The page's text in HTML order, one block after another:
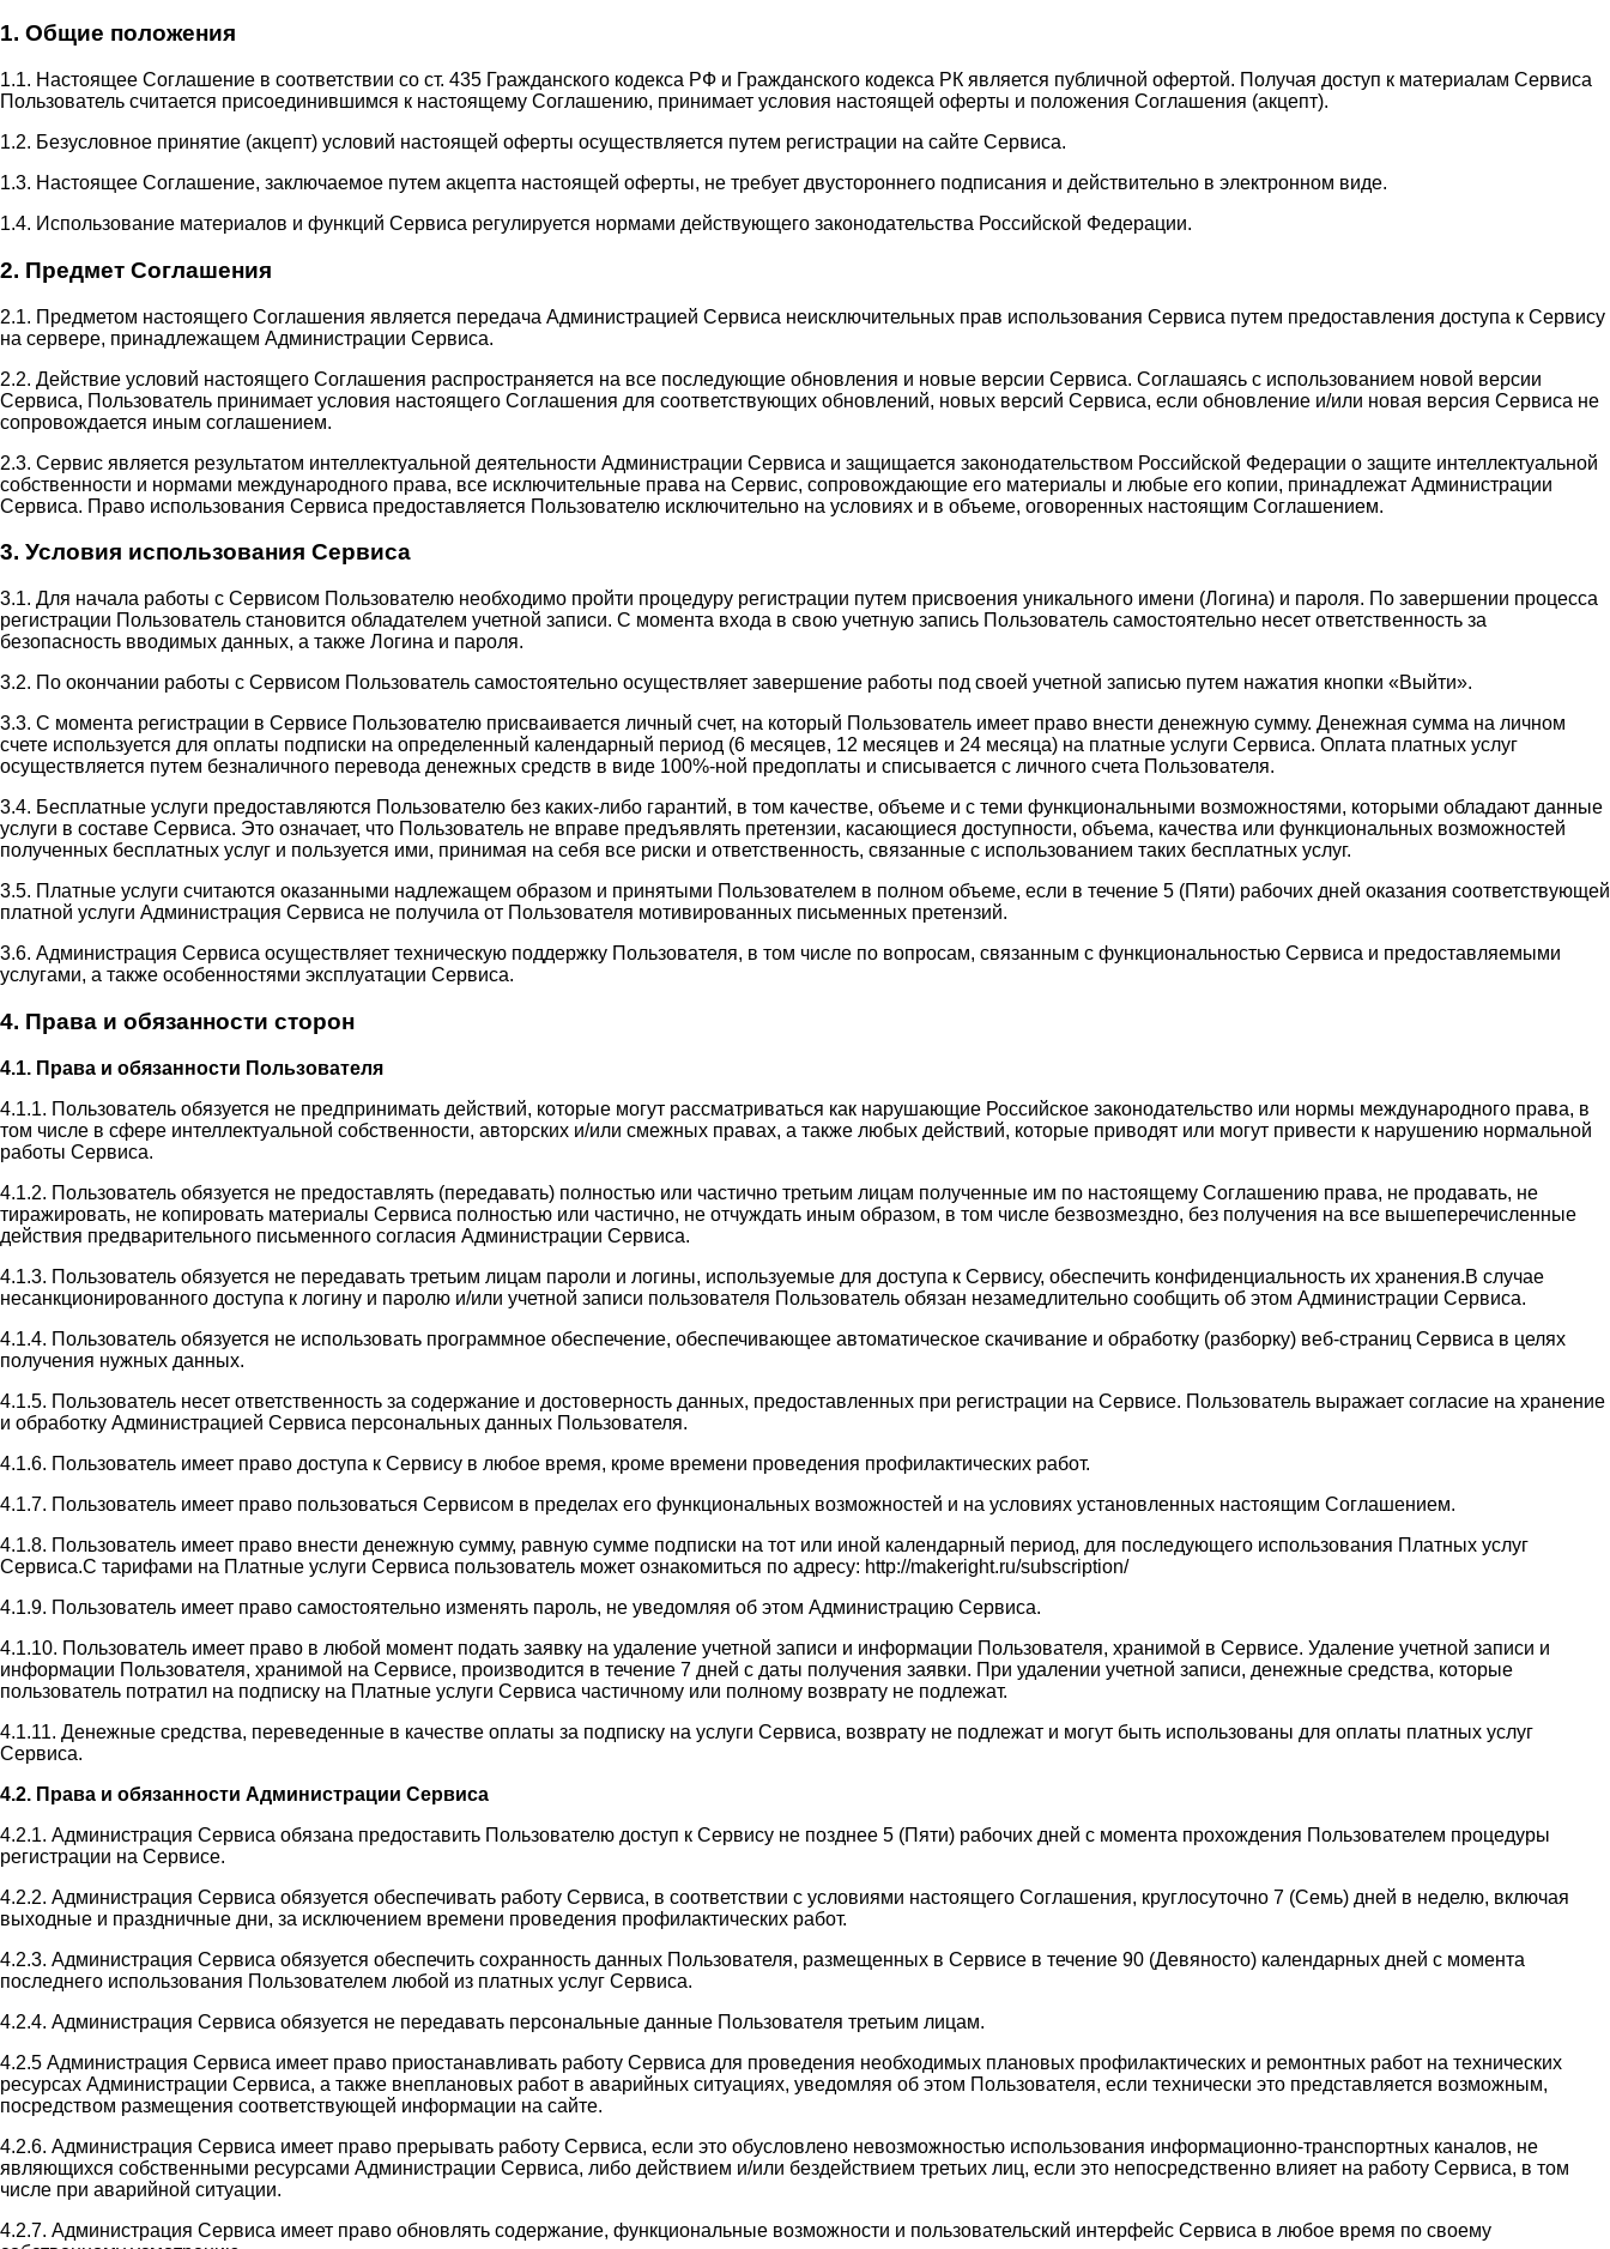
1. Общие положения
1.1. Настоящее Соглашение в соответствии со ст. 435 Гражданского кодекса РФ и Гражданского кодекса РК является публичной офертой. Получая доступ к материалам Сервиса
Пользователь считается присоединившимся к настоящему Соглашению, принимает условия настоящей оферты и положения Соглашения (акцепт).
1.2. Безусловное принятие (акцепт) условий настоящей оферты осуществляется путем регистрации на сайте Сервиса.
1.3. Настоящее Соглашение, заключаемое путем акцепта настоящей оферты, не требует двустороннего подписания и действительно в электронном виде.
1.4. Использование материалов и функций Сервиса регулируется нормами действующего законодательства Российской Федерации.
2. Предмет Соглашения
2.1. Предметом настоящего Соглашения является передача Администрацией Сервиса неисключительных прав использования Сервиса путем предоставления доступа к Сервису
на сервере, принадлежащем Администрации Сервиса.
2.2. Действие условий настоящего Соглашения распространяется на все последующие обновления и новые версии Сервиса. Соглашаясь с использованием новой версии
Сервиса, Пользователь принимает условия настоящего Соглашения для соответствующих обновлений, новых версий Сервиса, если обновление и/или новая версия Сервиса не
сопровождается иным соглашением.
2.3. Сервис является результатом интеллектуальной деятельности Администрации Сервиса и защищается законодательством Российской Федерации о защите интеллектуальной
собственности и нормами международного права, все исключительные права на Сервис, сопровождающие его материалы и любые его копии, принадлежат Администрации
Сервиса. Право использования Сервиса предоставляется Пользователю исключительно на условиях и в объеме, оговоренных настоящим Соглашением.
3. Условия использования Сервиса
3.1. Для начала работы с Сервисом Пользователю необходимо пройти процедуру регистрации путем присвоения уникального имени (Логина) и пароля. По завершении процесса
регистрации Пользователь становится обладателем учетной записи. С момента входа в свою учетную запись Пользователь самостоятельно несет ответственность за
безопасность вводимых данных, а также Логина и пароля.
3.2. По окончании работы с Сервисом Пользователь самостоятельно осуществляет завершение работы под своей учетной записью путем нажатия кнопки «Выйти».
3.3. С момента регистрации в Сервисе Пользователю присваивается личный счет, на который Пользователь имеет право внести денежную сумму. Денежная сумма на личном
счете используется для оплаты подписки на определенный календарный период (6 месяцев, 12 месяцев и 24 месяца) на платные услуги Сервиса. Оплата платных услуг
осуществляется путем безналичного перевода денежных средств в виде 100%-ной предоплаты и списывается с личного счета Пользователя.
3.4. Бесплатные услуги предоставляются Пользователю без каких-либо гарантий, в том качестве, объеме и с теми функциональными возможностями, которыми обладают данные
услуги в составе Сервиса. Это означает, что Пользователь не вправе предъявлять претензии, касающиеся доступности, объема, качества или функциональных возможностей
полученных бесплатных услуг и пользуется ими, принимая на себя все риски и ответственность, связанные с использованием таких бесплатных услуг.
3.5. Платные услуги считаются оказанными надлежащем образом и принятыми Пользователем в полном объеме, если в течение 5 (Пяти) рабочих дней оказания соответствующей
платной услуги Администрация Сервиса не получила от Пользователя мотивированных письменных претензий.
3.6. Администрация Сервиса осуществляет техническую поддержку Пользователя, в том числе по вопросам, связанным с функциональностью Сервиса и предоставляемыми
услугами, а также особенностями эксплуатации Сервиса.
4. Права и обязанности сторон
4.1. Права и обязанности Пользователя
4.1.1. Пользователь обязуется не предпринимать действий, которые могут рассматриваться как нарушающие Российское законодательство или нормы международного права, в
том числе в сфере интеллектуальной собственности, авторских и/или смежных правах, а также любых действий, которые приводят или могут привести к нарушению нормальной
работы Сервиса.
4.1.2. Пользователь обязуется не предоставлять (передавать) полностью или частично третьим лицам полученные им по настоящему Соглашению права, не продавать, не
тиражировать, не копировать материалы Сервиса полностью или частично, не отчуждать иным образом, в том числе безвозмездно, без получения на все вышеперечисленные
действия предварительного письменного согласия Администрации Сервиса.
4.1.3. Пользователь обязуется не передавать третьим лицам пароли и логины, используемые для доступа к Сервису, обеспечить конфиденциальность их хранения.В случае
несанкционированного доступа к логину и паролю и/или учетной записи пользователя Пользователь обязан незамедлительно сообщить об этом Администрации Сервиса.
4.1.4. Пользователь обязуется не использовать программное обеспечение, обеспечивающее автоматическое скачивание и обработку (разборку) веб-страниц Сервиса в целях
получения нужных данных.
4.1.5. Пользователь несет ответственность за содержание и достоверность данных, предоставленных при регистрации на Сервисе. Пользователь выражает согласие на хранение
и обработку Администрацией Сервиса персональных данных Пользователя.
4.1.6. Пользователь имеет право доступа к Сервису в любое время, кроме времени проведения профилактических работ.
4.1.7. Пользователь имеет право пользоваться Сервисом в пределах его функциональных возможностей и на условиях установленных настоящим Соглашением.
4.1.8. Пользователь имеет право внести денежную сумму, равную сумме подписки на тот или иной календарный период, для последующего использования Платных услуг
Сервиса.С тарифами на Платные услуги Сервиса пользователь может ознакомиться по адресу: http://makeright.ru/subscription/
4.1.9. Пользователь имеет право самостоятельно изменять пароль, не уведомляя об этом Администрацию Сервиса.
4.1.10. Пользователь имеет право в любой момент подать заявку на удаление учетной записи и информации Пользователя, хранимой в Сервисе. Удаление учетной записи и
информации Пользователя, хранимой на Сервисе, производится в течение 7 дней с даты получения заявки. При удалении учетной записи, денежные средства, которые
пользователь потратил на подписку на Платные услуги Сервиса частичному или полному возврату не подлежат.
4.1.11. Денежные средства, переведенные в качестве оплаты за подписку на услуги Сервиса, возврату не подлежат и могут быть использованы для оплаты платных услуг
Сервиса.
4.2. Права и обязанности Администрации Сервиса
4.2.1. Администрация Сервиса обязана предоставить Пользователю доступ к Сервису не позднее 5 (Пяти) рабочих дней с момента прохождения Пользователем процедуры
регистрации на Сервисе.
4.2.2. Администрация Сервиса обязуется обеспечивать работу Сервиса, в соответствии с условиями настоящего Соглашения, круглосуточно 7 (Семь) дней в неделю, включая
выходные и праздничные дни, за исключением времени проведения профилактических работ.
4.2.3. Администрация Сервиса обязуется обеспечить сохранность данных Пользователя, размещенных в Сервисе в течение 90 (Девяносто) календарных дней с момента
последнего использования Пользователем любой из платных услуг Сервиса.
4.2.4. Администрация Сервиса обязуется не передавать персональные данные Пользователя третьим лицам.
4.2.5 Администрация Сервиса имеет право приостанавливать работу Сервиса для проведения необходимых плановых профилактических и ремонтных работ на технических
ресурсах Администрации Сервиса, а также внеплановых работ в аварийных ситуациях, уведомляя об этом Пользователя, если технически это представляется возможным,
посредством размещения соответствующей информации на сайте.
4.2.6. Администрация Сервиса имеет право прерывать работу Сервиса, если это обусловлено невозможностью использования информационно-транспортных каналов, не
являющихся собственными ресурсами Администрации Сервиса, либо действием и/или бездействием третьих лиц, если это непосредственно влияет на работу Сервиса, в том
числе при аварийной ситуации.
4.2.7. Администрация Сервиса имеет право обновлять содержание, функциональные возможности и пользовательский интерфейс Сервиса в любое время по своему